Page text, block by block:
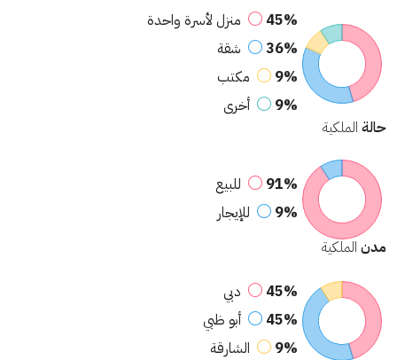
45%
منزل لأسرة واحدة
36%
شقة
9%
مكتب
9%
أخرى
حالة الملكية
91%
للبيع
9%
للإيجار
مدن الملكية
45%
دبي
45%
أبو ظبي
9%
الشارقة